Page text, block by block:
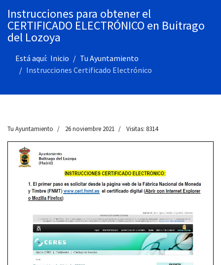
Instrucciones para obtener el
CERTIFICADO ELECTRÓNICO en Buitrago
del Lozoya
Está aquí: Inicio
Tu Ayuntamiento
Instrucciones Certificado Electrónico
Tu Ayuntamiento 26 noviembre 2021 Visitas: 8314